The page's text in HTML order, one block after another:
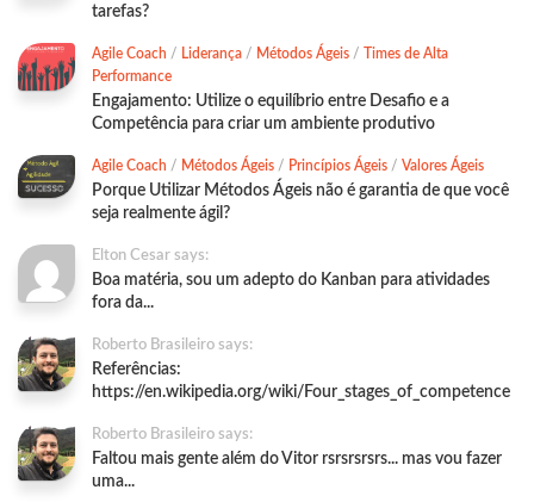
tarefas?
Agile Coach / Liderança / Métodos Ágeis /
Times de Alta
Performance
Engajamento: Utilize o equilíbrio entre Desafio e a
Competência para criar um ambiente produtivo
Agile Coach / Métodos Ágeis / Princípios Ágeis / Valores Ágeis
Porque Utilizar Métodos Ágeis não é garantia de que você
seja realmente ágil?
Elton Cesar says:
Boa matéria, sou um adepto do Kanban para atividades
fora da...
Roberto Brasileiro says:
Referências:
https://en.wikipedia.org/wiki/Four_stages_of_competence
Roberto Brasileiro says:
Faltou mais gente além do Vitor rsrsrsrsrs... mas vou fazer
uma...